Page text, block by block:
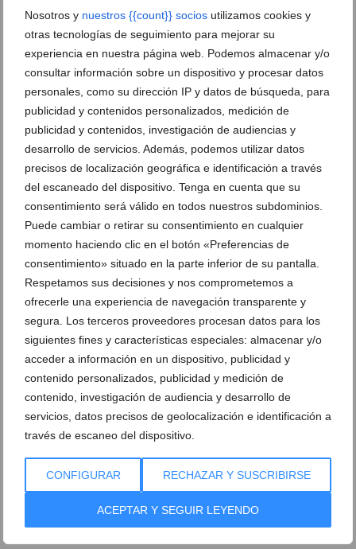
Nosotros y nuestros {{count}} socios utilizamos cookies y
otras tecnologías de seguimiento para mejorar su
experiencia en nuestra página web. Podemos almacenar y/o
consultar información sobre un dispositivo y procesar datos
personales, como su dirección IP y datos de búsqueda, para
publicidad y contenidos personalizados, medición de
publicidad y contenidos, investigación de audiencias y
desarrollo de servicios. Además, podemos utilizar datos
precisos de localización geográfica e identificación a través
del escaneado del dispositivo. Tenga en cuenta que su
consentimiento será válido en todos nuestros subdominios.
Puede cambiar o retirar su consentimiento en cualquier
momento haciendo clic en el botón «Preferencias de
consentimiento» situado en la parte inferior de su pantalla.
Respetamos sus decisiones y nos comprometemos a
ofrecerle una experiencia de navegación transparente y
segura. Los terceros proveedores procesan datos para los
siguientes fines y características especiales: almacenar y/o
acceder a información en un dispositivo, publicidad y
contenido personalizados, publicidad y medición de
contenido, investigación de audiencia y desarrollo de
servicios, datos precisos de geolocalización e identificación a
través de escaneo del dispositivo.
CONFIGURAR RECHAZAR Y SUSCRIBIRSE
ACEPTAR Y SEGUIR LEYENDO
posible lograrlo sin renunciar a la transpirabilidad o la
libertad de movimiento gracias a las nuevas técnicas
de impresión y bordado.
Tienda especializada en ropa de trabajo
Roba Treball: especialistas en ropa
laboral de calidad
Cuando se trata de equipar al personal de hostelería
con ropa adecuada para el verano,Roba Treballes el
referente. Con puntos de venta tanto en Xàbia como a
través de su tienda online, ofrecen una amplia gama de
ropa de hostelería para verano, seleccionada
cuidadosamente para asegurar frescura, durabilidad y
Su catálogo está compuesto por prendas pensadas
para profesionales que no paran en todo el día:
delantales funcionales, todos con tejidos técnicos y
acabados de alta calidad.